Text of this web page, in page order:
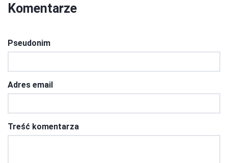
Komentarze
Pseudonim
Adres email
Treść komentarza